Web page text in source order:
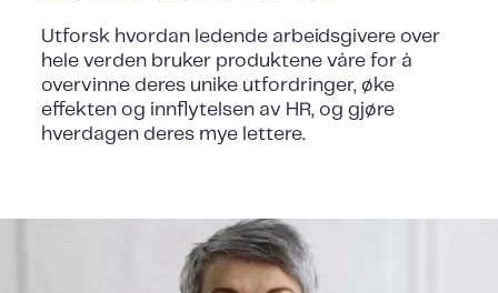
Utforsk hvordan ledende arbeidsgivere over
hele verden bruker produktene våre for å
overvinne deres unike utfordringer, øke
effekten og innflytelsen av HR, og gjøre
hverdagen deres mye lettere.